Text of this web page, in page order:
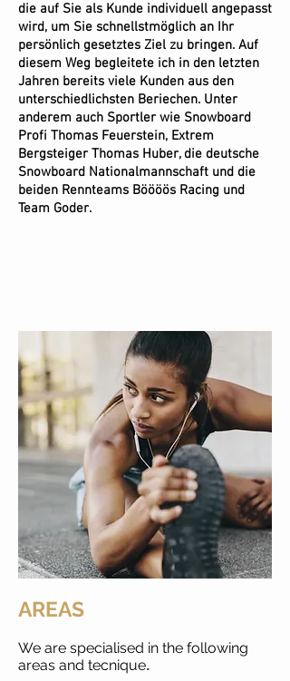
die auf Sie als Kunde individuell angepasst
wird, um Sie schnellstmöglich an Ihr
persönlich gesetztes Ziel zu bringen. Auf
diesem Weg begleitete ich in den letzten
Jahren bereits viele Kunden aus den
unterschiedlichsten Beriechen. Unter
anderem auch Sportler wie Snowboard
Profi Thomas Feuerstein, Extrem
Bergsteiger Thomas Huber, die deutsche
Snowboard Nationalmannschaft und die
beiden Rennteams Böööös Racing und
Team Goder.
AREAS
We are specialised in the following
areas and tecnique.